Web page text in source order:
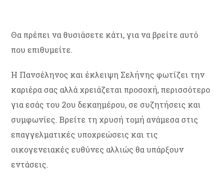
Θα πρέπει να θυσιάσετε κάτι, για να βρείτε αυτό
που επιθυμείτε.
Η Πανσέληνος και έκλειψη Σελήνης φωτίζει την
καριέρα σας αλλά χρειάζεται προσοχή, περισσότερο
για εσάς του 2ου δεκαημέρου, σε συζητήσεις και
συμφωνίες. Βρείτε τη χρυσή τομή ανάμεσα στις
επαγγελματικές υποχρεώσεις και τις
οικογενειακές ευθύνες αλλιώς θα υπάρξουν
εντάσεις.